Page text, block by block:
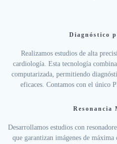
Diagnóstico
Realizamos estudios de alta
cardiología. Esta tecnología
computarizada, permitiendo
eficaces. Contamos con el único
Resonancia
Desarrollamos estudios con
que garantizan imágenes de